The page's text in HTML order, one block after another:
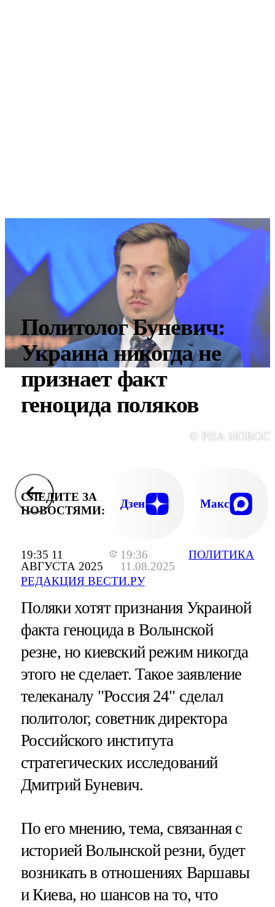
19:35 11
АВГУСТА 2025
19:36
11.08.2025
РЕДАКЦИЯ ВЕСТИ.РУ
ПОЛИТИКА
Политолог Буневич:
Украина никогда не
признает факт
геноцида поляков
© РИА
СЛЕДИТЕ ЗА
НОВОСТЯМИ:
Дзен Макс
Поляки хотят признания Украиной
факта геноцида в Волынской
резне, но киевский режим никогда
этого не сделает. Такое заявление
телеканалу "Россия 24" сделал
политолог, советник директора
Российского института
стратегических исследований
Дмитрий Буневич.
По его мнению, тема, связанная с
историей Волынской резни, будет
возникать в отношениях Варшавы
и Киева, но шансов на то, что